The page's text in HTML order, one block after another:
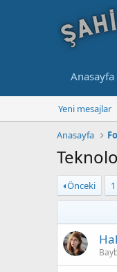
Anasayfa
Yeni mesajlar
Anasayfa
Önceki 1